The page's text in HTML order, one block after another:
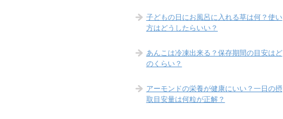
子どもの日にお風呂に入れる草は何？使い
方はどうしたらいい？
あんこは冷凍出来る？保存期間の目安はど
のくらい？
アーモンドの栄養が健康にいい？一日の摂
取目安量は何粒が正解？